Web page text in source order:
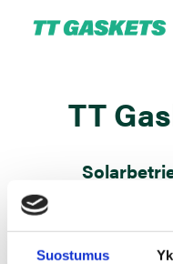
Suostumus
TT